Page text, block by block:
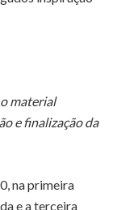
material
e finalização da
na primeira
e a terceira